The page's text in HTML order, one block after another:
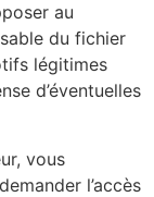
au
du fichier
légitimes
d’éventuelles
vous
l’accès